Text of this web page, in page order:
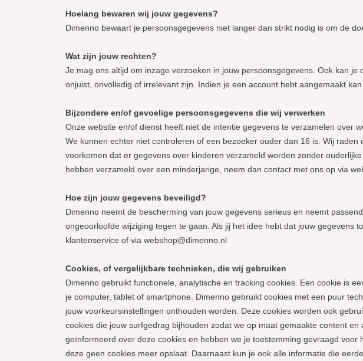
Hoelang bewaren wij jouw gegevens?
Dimenno bewaart je persoonsgegevens niet langer dan strikt nodig is om de
Wat zijn jouw rechten?
Je mag ons altijd om inzage verzoeken in jouw persoonsgegevens. Ook kan
onjuist, onvolledig of irrelevant zijn. Indien je een account hebt aangemaakt
Bijzondere en/of gevoelige persoonsgegevens die wij verwerken
Onze website en/of dienst heeft niet de intentie gegevens te verzamelen over
We kunnen echter niet controleren of een bezoeker ouder dan 16 is. Wij
voorkomen dat er gegevens over kinderen verzameld worden zonder
hebben verzameld over een minderjarige, neem dan contact met ons op via
Hoe zijn jouw gegevens beveiligd?
Dimenno neemt de bescherming van jouw gegevens serieus en neemt
ongeoorloofde wijziging tegen te gaan. Als jij het idee hebt dat jouw
klantenservice of via webshop@dimenno.nl
Cookies, of vergelijkbare technieken, die wij gebruiken
Dimenno gebruikt functionele, analytische en tracking cookies. Een cookie is
je computer, tablet of smartphone. Dimenno gebruikt cookies met een puur
jouw voorkeursinstellingen onthouden worden. Deze cookies worden ook
cookies die jouw surfgedrag bijhouden zodat we op maat gemaakte content
geïnformeerd over deze cookies en hebben we je toestemming gevraagd
deze geen cookies meer opslaat. Daarnaast kun je ook alle informatie die